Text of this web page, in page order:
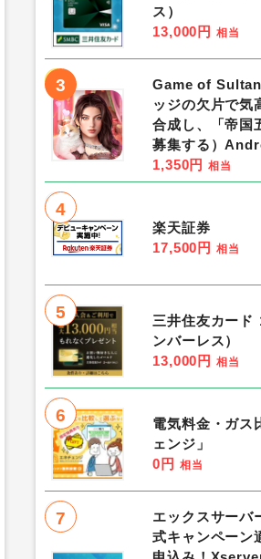
ス）
13,000円 相当
3
Game of
ッジの欠片で気
合成し、「帝国
募集する）
1,350円 相当
4
楽天証券
17,500円 相当
5
三井住友カード
ンバーレス）
13,000円 相当
6
電気料金・ガス
ェンジ」
0円 相当
7
エックスサーバ
式キャンペーン